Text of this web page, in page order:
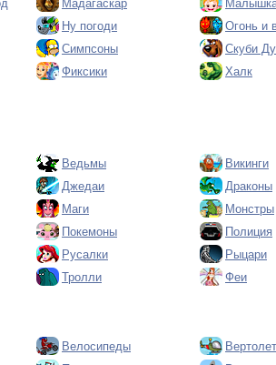
Мадагаскар
Ну погоди Огонь и
Симпсоны Скуби Ду
Фиксики Халк
Ведьмы Викинги
Джедаи Драконы
Маги Монстры
Покемоны Полиция
Русалки Рыцари
Тролли Феи
Велосипеды